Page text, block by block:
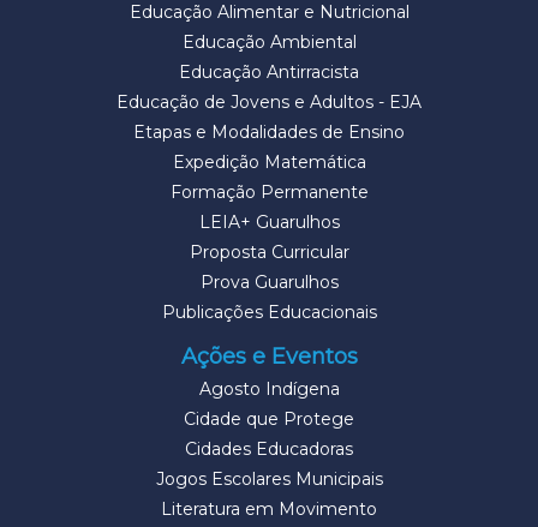
Educação Alimentar e Nutricional
Educação Ambiental
Educação Antirracista
Educação de Jovens e Adultos - EJA
Etapas e Modalidades de Ensino
Expedição Matemática
Formação Permanente
LEIA+ Guarulhos
Proposta Curricular
Prova Guarulhos
Publicações Educacionais
Ações e Eventos
Agosto Indígena
Cidade que Protege
Cidades Educadoras
Jogos Escolares Municipais
Literatura em Movimento